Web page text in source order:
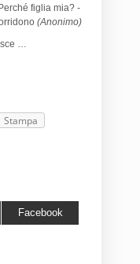
figlia mia? -
(Anonimo)
…
Stampa
Facebook